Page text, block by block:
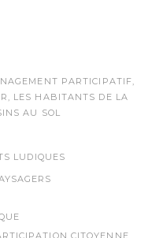
PARTICIPATIF,
LES HABITANTS DE LA
AU SOL
LUDIQUES